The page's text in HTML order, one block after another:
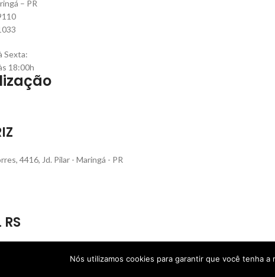
– PR
Sexta:
18:00h
4416, Jd. Pilar - Maringá - PR
Nós utilizamos cookies para garantir que você tenha